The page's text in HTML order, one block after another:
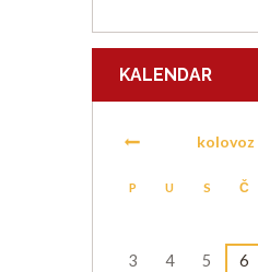
KALENDAR
kolovoz
P U S Č
3
4 5 6